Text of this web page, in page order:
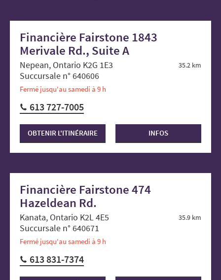
Financière Fairstone 1843
Merivale Rd., Suite A
35.2 km
Nepean, Ontario K2G 1E3
Succursale n° 640606
Fermé jusqu'au samedi à 9 h
613 727-7005
OBTENIR L'ITINÉRAIRE INFOS
Financière Fairstone 474
Hazeldean Rd.
35.9 km
Kanata, Ontario K2L 4E5
Succursale n° 640671
Fermé jusqu'au samedi à 9 h
613 831-7374